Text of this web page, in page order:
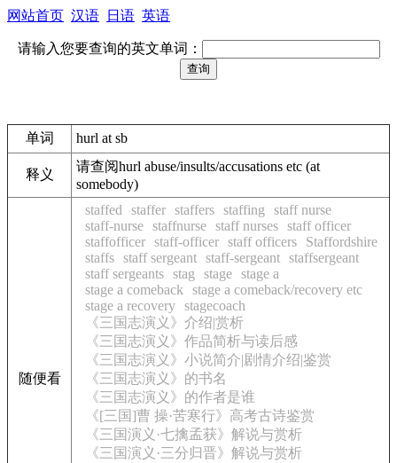
网站首页 汉语 日语 英语
请输入您要查询的英文单词：
单词 hurl at sb
释义
请查阅hurl abuse/insults/accusations etc (at
somebody)
随便看
staffed staffer staffers staffing
staff nurse
staff-nurse staffnurse staff nurses staff officer
staffofficer staff-officer staff officers
Staffordshire
staffs staff sergeant staff-sergeant staffsergeant
staff sergeants stag stage stage a
stage a comeback
stage a comeback/recovery etc
stage a recovery stagecoach
《三国志演义》介绍|赏析
《三国志演义》作品简析与读后感
《三国志演义》小说简介|剧情介绍|鉴赏
《三国志演义》的书名
《三国志演义》的作者是谁
《[三国]曹 操·苦寒行》高考古诗鉴赏
《三国演义·七擒孟获》解说与赏析
《三国演义·三分归晋》解说与赏析